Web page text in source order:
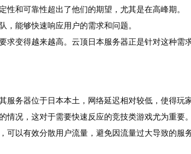
和可靠性超出了他们的期望，尤其是在高峰期。
，能够快速响应用户的需求和问题。
求变得越来越高。云顶日本服务器正是针对这种
服务器位于日本本土，网络延迟相对较低，使得
况，这对于需要快速反应的竞技类游戏尤为重要。
可以有效分散用户流量，避免因流量过大导致的